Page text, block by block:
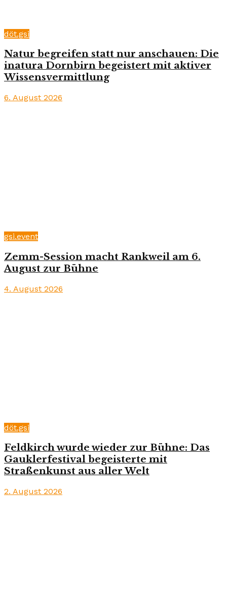
döt.gsi
Natur begreifen statt nur anschauen: Die
inatura Dornbirn begeistert mit aktiver
Wissensvermittlung
6. August 2026
gsi.event
Zemm-Session macht Rankweil am 6.
August zur Bühne
4. August 2026
döt.gsi
Feldkirch wurde wieder zur Bühne: Das
Gauklerfestival begeisterte mit
Straßenkunst aus aller Welt
2. August 2026